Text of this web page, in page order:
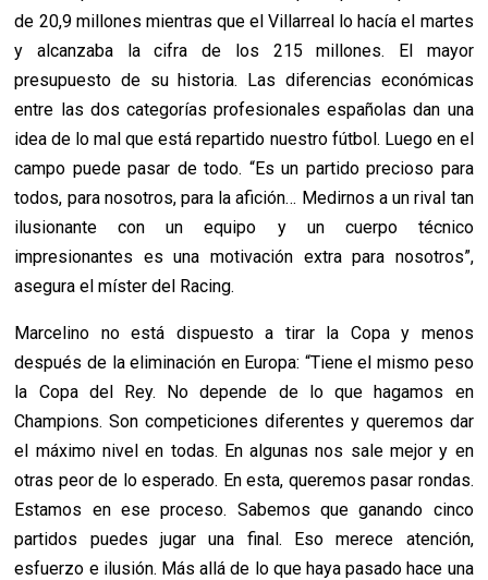
de 20,9 millones mientras que el Villarreal lo hacía el martes
y alcanzaba la cifra de los 215 millones. El mayor
presupuesto de su historia. Las diferencias económicas
entre las dos categorías profesionales españolas dan una
idea de lo mal que está repartido nuestro fútbol. Luego en el
campo puede pasar de todo. “Es un partido precioso para
todos, para nosotros, para la afición… Medirnos a un rival tan
ilusionante con un equipo y un cuerpo técnico
impresionantes es una motivación extra para nosotros”,
asegura el míster del Racing.
Marcelino no está dispuesto a tirar la Copa y menos
después de la eliminación en Europa: “Tiene el mismo peso
la Copa del Rey. No depende de lo que hagamos en
Champions. Son competiciones diferentes y queremos dar
el máximo nivel en todas. En algunas nos sale mejor y en
otras peor de lo esperado. En esta, queremos pasar rondas.
Estamos en ese proceso. Sabemos que ganando cinco
partidos puedes jugar una final. Eso merece atención,
esfuerzo e ilusión. Más allá de lo que haya pasado hace una